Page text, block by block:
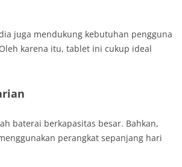
juga mendukung kebutuhan pengguna
karena itu, tablet ini cukup ideal
baterai berkapasitas besar. Bahkan,
perangkat sepanjang hari